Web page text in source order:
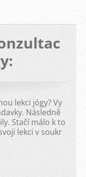
lekci jógy? Vy
Následně
Stačí málo k to
lekci v soukr